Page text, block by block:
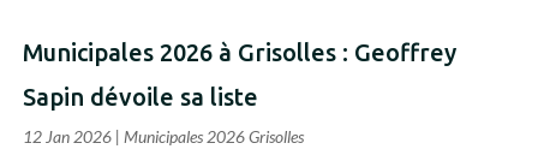
Municipales 2026 à Grisolles : Geoffrey
Sapin dévoile sa liste
12 Jan 2026 | Municipales 2026 Grisolles